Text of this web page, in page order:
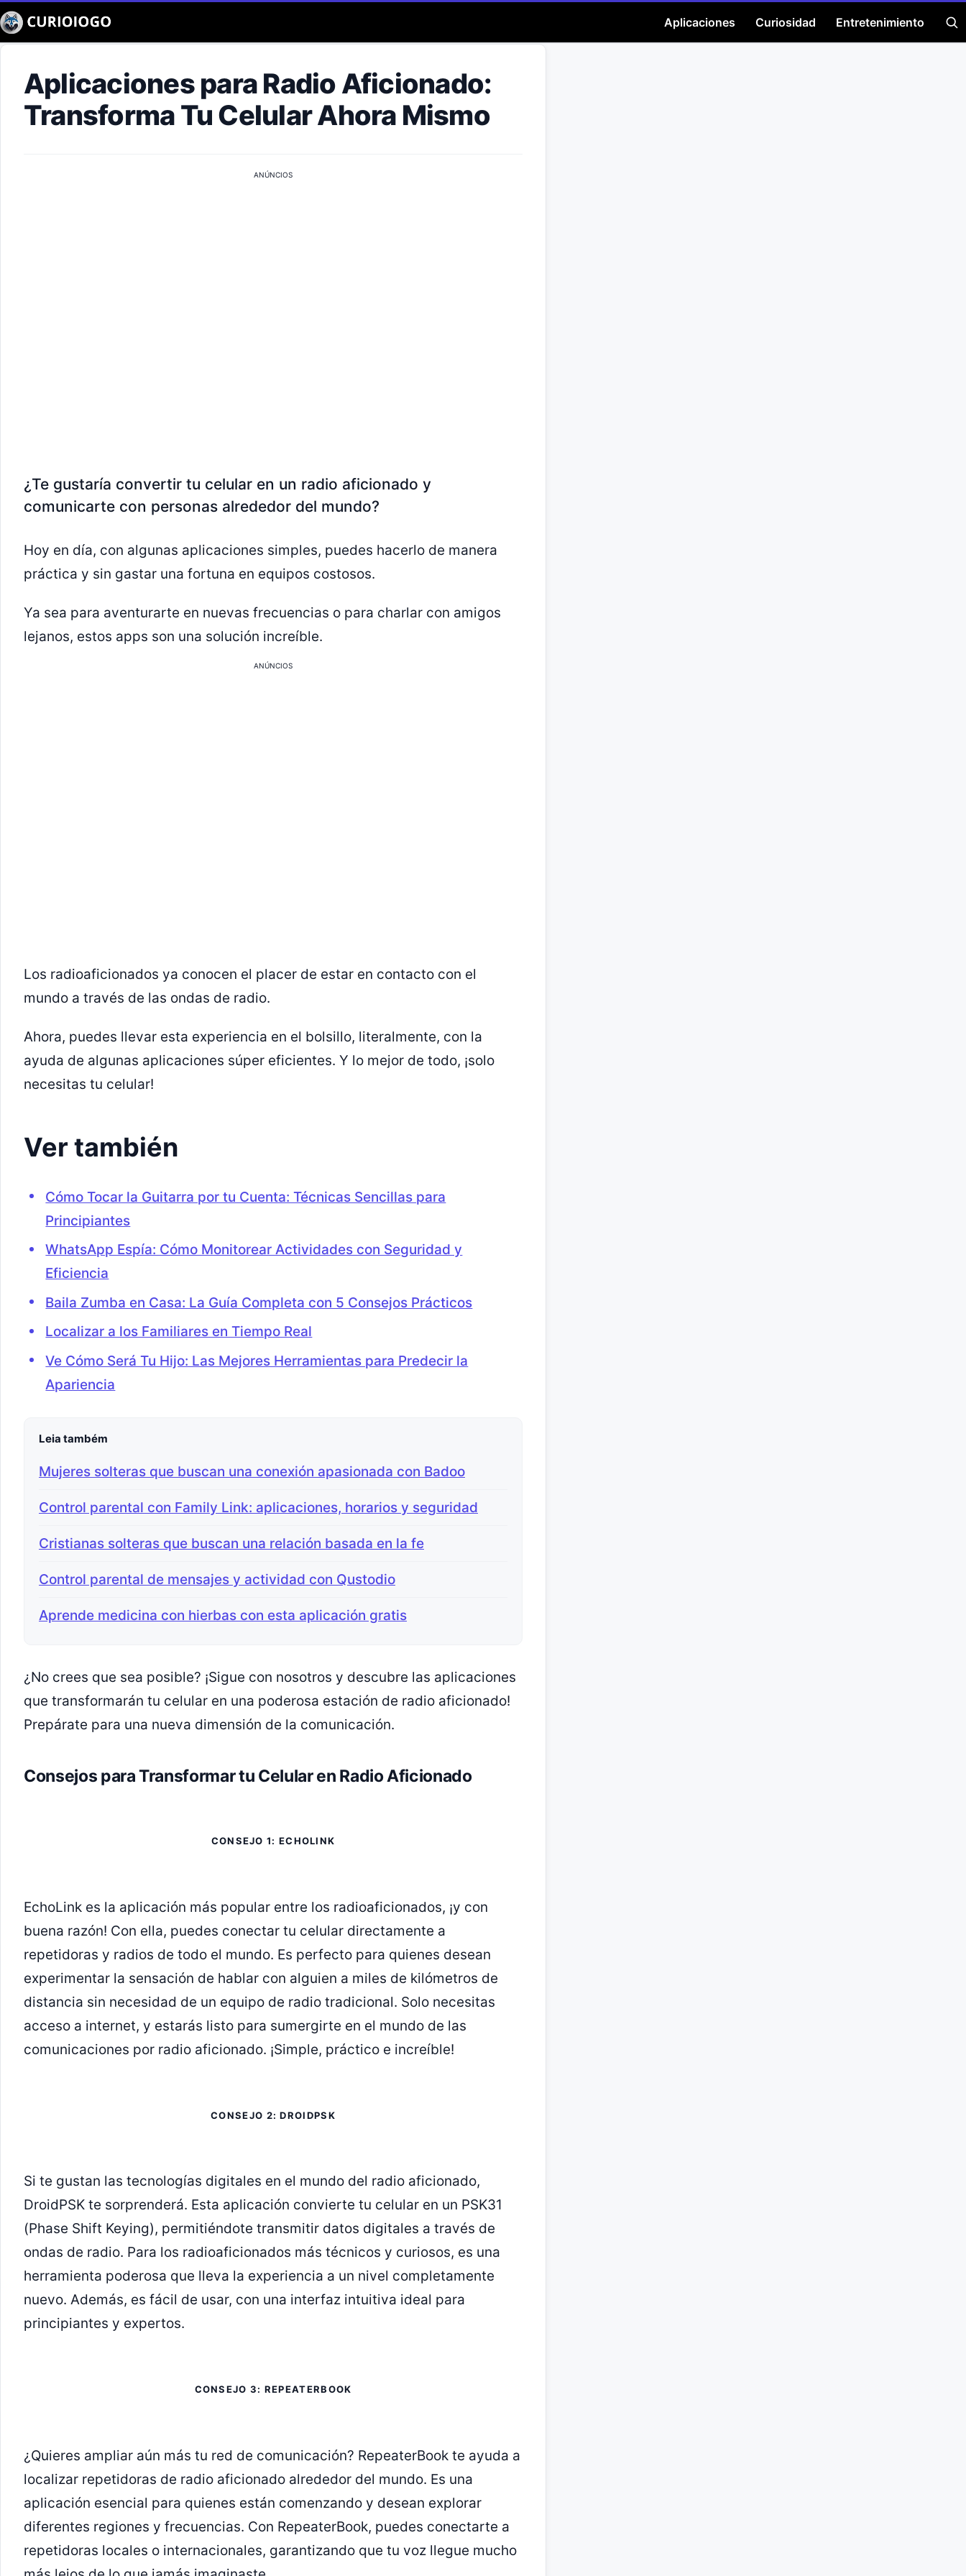
Aplicaciones Curiosidad Entretenimiento
Aplicaciones para Radio Aficionado:
Transforma Tu Celular Ahora Mismo
ANÚNCIOS
¿Te gustaría convertir tu celular en un radio aficionado y
comunicarte con personas alrededor del mundo?
Hoy en día, con algunas aplicaciones simples, puedes hacerlo de manera
práctica y sin gastar una fortuna en equipos costosos.
Ya sea para aventurarte en nuevas frecuencias o para charlar con amigos
lejanos, estos apps son una solución increíble.
ANÚNCIOS
Los radioaficionados ya conocen el placer de estar en contacto con el
mundo a través de las ondas de radio.
Ahora, puedes llevar esta experiencia en el bolsillo, literalmente, con la
ayuda de algunas aplicaciones súper eficientes. Y lo mejor de todo, ¡solo
necesitas tu celular!
Ver también
Cómo Tocar la Guitarra por tu Cuenta: Técnicas Sencillas para
Principiantes
WhatsApp Espía: Cómo Monitorear Actividades con Seguridad y
Eficiencia
Baila Zumba en Casa: La Guía Completa con 5 Consejos Prácticos
Localizar a los Familiares en Tiempo Real
Ve Cómo Será Tu Hijo: Las Mejores Herramientas para Predecir la
Apariencia
Leia também
Mujeres solteras que buscan una conexión apasionada con Badoo
Control parental con Family Link: aplicaciones, horarios y seguridad
Cristianas solteras que buscan una relación basada en la fe
Control parental de mensajes y actividad con Qustodio
Aprende medicina con hierbas con esta aplicación gratis
¿No crees que sea posible? ¡Sigue con nosotros y descubre las aplicaciones
que transformarán tu celular en una poderosa estación de radio aficionado!
Prepárate para una nueva dimensión de la comunicación.
Consejos para Transformar tu Celular en Radio Aficionado
CONSEJO 1: ECHOLINK
EchoLink es la aplicación más popular entre los radioaficionados, ¡y con
buena razón! Con ella, puedes conectar tu celular directamente a
repetidoras y radios de todo el mundo. Es perfecto para quienes desean
experimentar la sensación de hablar con alguien a miles de kilómetros de
distancia sin necesidad de un equipo de radio tradicional. Solo necesitas
acceso a internet, y estarás listo para sumergirte en el mundo de las
comunicaciones por radio aficionado. ¡Simple, práctico e increíble!
CONSEJO 2: DROIDPSK
Si te gustan las tecnologías digitales en el mundo del radio aficionado,
DroidPSK te sorprenderá. Esta aplicación convierte tu celular en un PSK31
(Phase Shift Keying), permitiéndote transmitir datos digitales a través de
ondas de radio. Para los radioaficionados más técnicos y curiosos, es una
herramienta poderosa que lleva la experiencia a un nivel completamente
nuevo. Además, es fácil de usar, con una interfaz intuitiva ideal para
principiantes y expertos.
CONSEJO 3: REPEATERBOOK
¿Quieres ampliar aún más tu red de comunicación? RepeaterBook te ayuda a
localizar repetidoras de radio aficionado alrededor del mundo. Es una
aplicación esencial para quienes están comenzando y desean explorar
diferentes regiones y frecuencias. Con RepeaterBook, puedes conectarte a
repetidoras locales o internacionales, garantizando que tu voz llegue mucho